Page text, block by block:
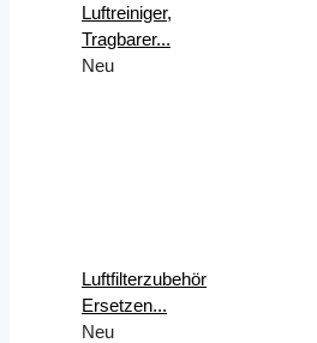
Luftreiniger,
Tragbarer...
Neu
Luftfilterzubehör
Ersetzen...
Neu